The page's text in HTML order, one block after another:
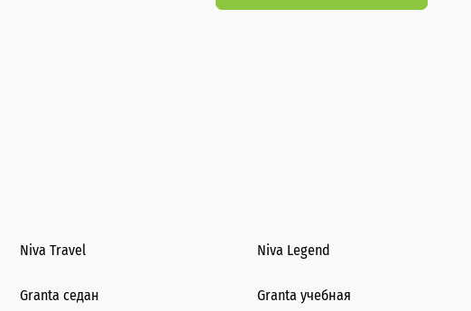
Niva Travel Niva Legend
Granta седан Granta учебная